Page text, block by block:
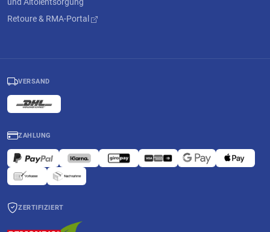
Retoure & RMA-Portal
VERSAND
ZAHLUNG
ZERTIFIZIERT